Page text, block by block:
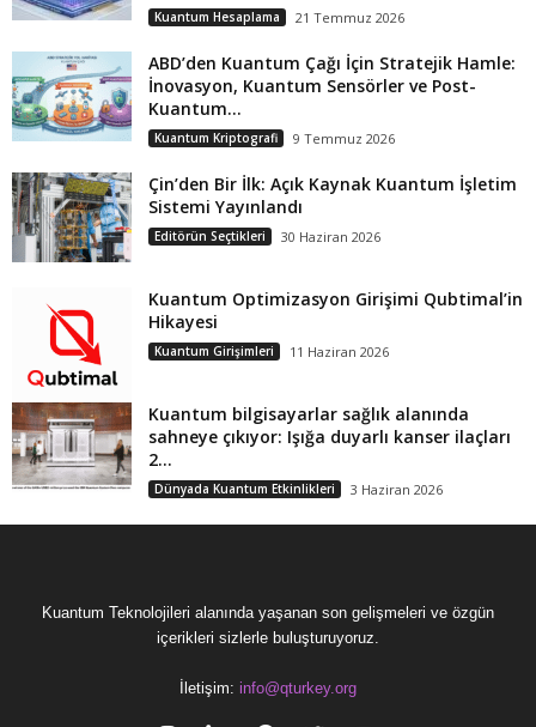
Kuantum Hesaplama 21 Temmuz 2026
ABD’den Kuantum Çağı İçin Stratejik Hamle:
İnovasyon, Kuantum Sensörler ve Post-
Kuantum...
Kuantum Kriptografi 9 Temmuz 2026
Çin’den Bir İlk: Açık Kaynak Kuantum İşletim
Sistemi Yayınlandı
Editörün Seçtikleri 30 Haziran 2026
Kuantum Optimizasyon Girişimi Qubtimal’in
Hikayesi
Kuantum Girişimleri 11 Haziran 2026
Kuantum bilgisayarlar sağlık alanında
sahneye çıkıyor: Işığa duyarlı kanser ilaçları
2...
Dünyada Kuantum Etkinlikleri 3 Haziran 2026
Kuantum Teknolojileri alanında yaşanan son gelişmeleri ve özgün
içerikleri sizlerle buluşturuyoruz.
İletişim: info@qturkey.org